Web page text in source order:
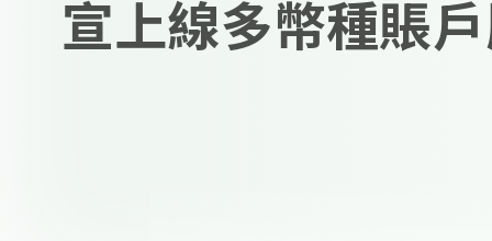
宣上線多幣種賬